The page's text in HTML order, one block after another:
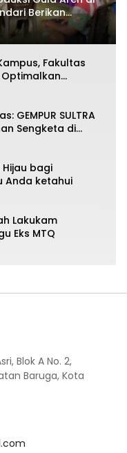
Berikan
Modern
Fakultas
Optimalkan
Agribisnis
GEMPUR SULTRA
Sengketa di
bagi
Anda ketahui
Lakukam
Eks MTQ
Blok A No. 2,
Baruga, Kota